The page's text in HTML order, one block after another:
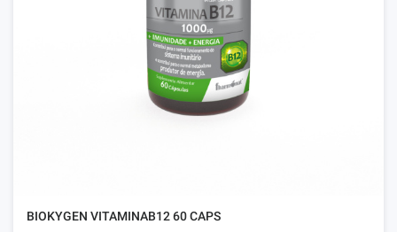
BIOKYGEN VITAMINAB12 60 CAPS